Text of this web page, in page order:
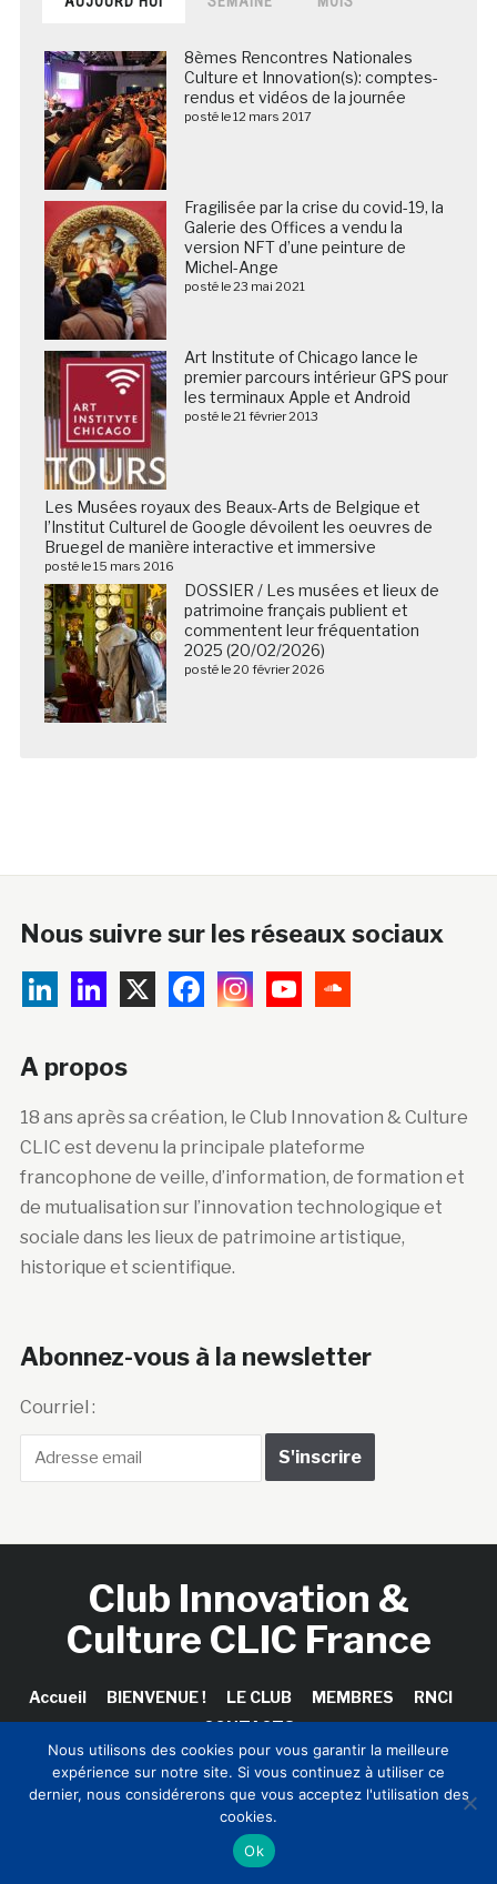
8èmes Rencontres Nationales
Culture et Innovation(s): comptes-
rendus et vidéos de la journée
posté le 12 mars 2017
Fragilisée par la crise du covid-19, la
Galerie des Offices a vendu la
version NFT d’une peinture de
Michel-Ange
posté le 23 mai 2021
Art Institute of Chicago lance le
premier parcours intérieur GPS pour
les terminaux Apple et Android
posté le 21 février 2013
Les Musées royaux des Beaux-Arts de Belgique et
l’Institut Culturel de Google dévoilent les oeuvres de
Bruegel de manière interactive et immersive
posté le 15 mars 2016
DOSSIER / Les musées et lieux de
patrimoine français publient et
commentent leur fréquentation
2025 (20/02/2026)
posté le 20 février 2026
Nous suivre sur les réseaux sociaux
A propos
18 ans après sa création, le Club Innovation & Culture
CLIC est devenu la principale plateforme
francophone de veille, d’information, de formation et
de mutualisation sur l’innovation technologique et
sociale dans les lieux de patrimoine artistique,
historique et scientifique.
Abonnez-vous à la newsletter
Courriel :
Club Innovation &
Culture CLIC France
Accueil BIENVENUE ! LE CLUB MEMBRES
RNCI
CONTACTS
Copyright © 2026 Club Innovation & Culture CLIC France /
Sinapses Conseils
Nous utilisons des cookies pour vous garantir la meilleure
expérience sur notre site. Si vous continuez à utiliser ce
dernier, nous considérerons que vous acceptez l'utilisation des
cookies.
Ok